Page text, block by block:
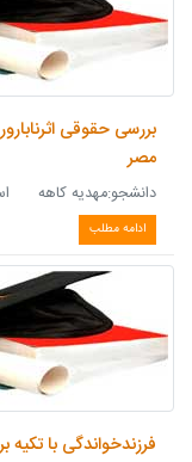
بررسی حقوقی
مصر
دانشجو:مهدیه كاهه
ادامه مطلب
فرزندخواندگی با